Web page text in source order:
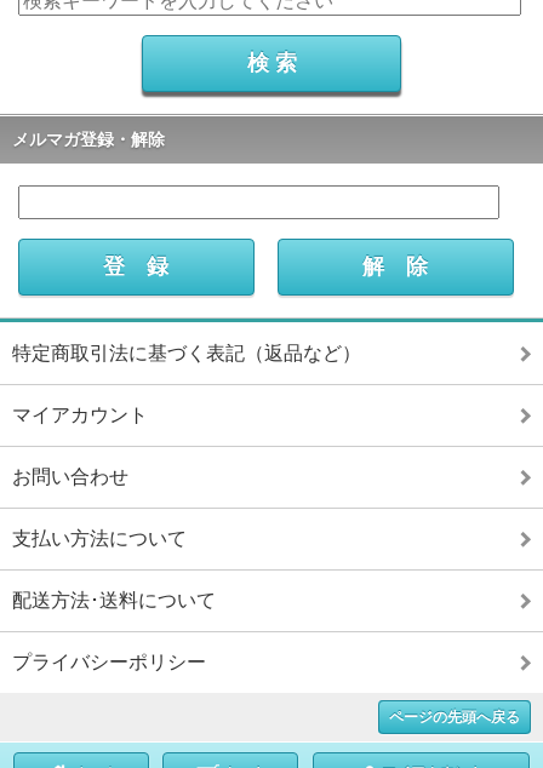
メルマガ登録・解除
特定商取引法に基づく表記（返品など）
マイアカウント
お問い合わせ
支払い方法について
配送方法･送料について
プライバシーポリシー
ページの先頭へ戻る